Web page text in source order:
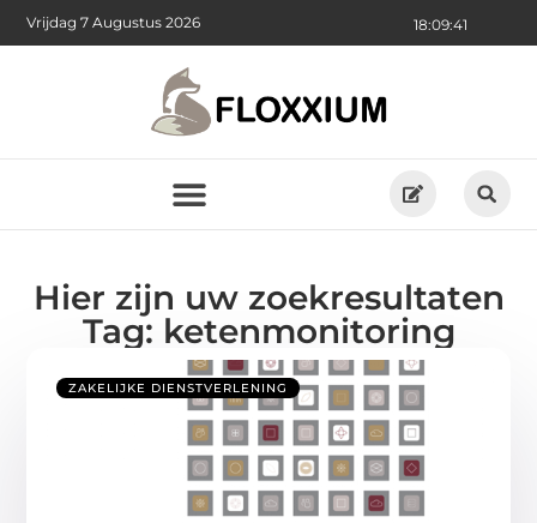
18:09:42
Vrijdag 7 Augustus 2026
Hier zijn uw zoekresultaten
Tag: ketenmonitoring
ZAKELIJKE DIENSTVERLENING